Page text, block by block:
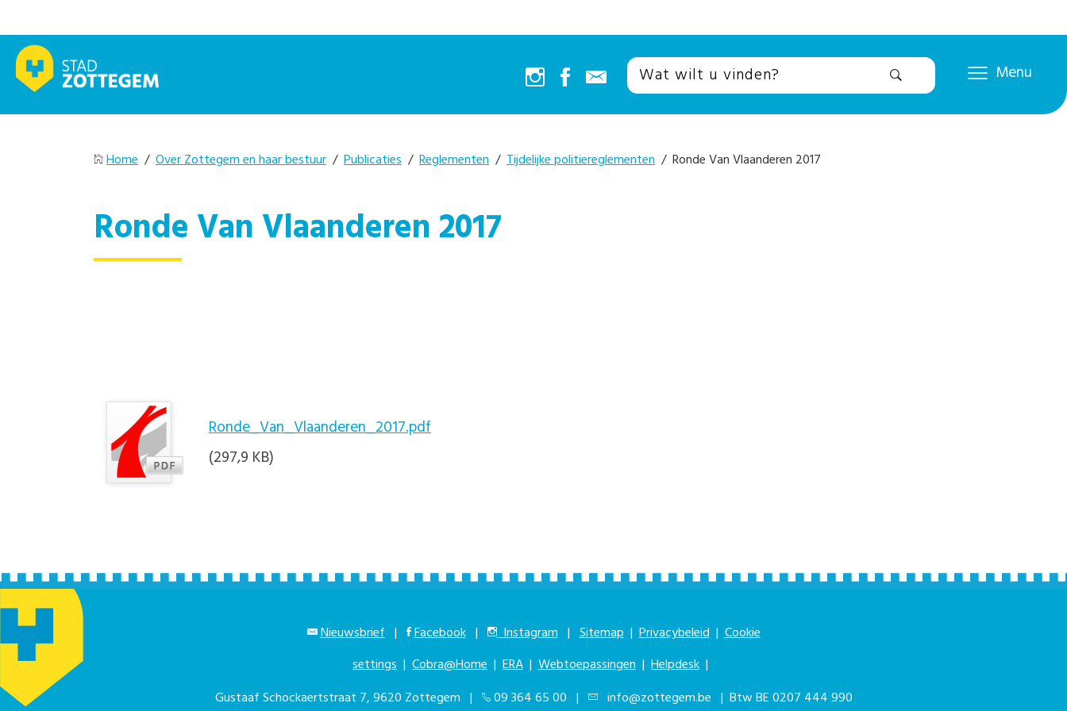
Menu
Home / Over Zottegem en haar bestuur / Publicaties / Reglementen / Tijdelijke politiereglementen / Ronde Van Vlaanderen 2017
Ronde Van Vlaanderen 2017
Ronde_Van_Vlaanderen_2017.pdf
(297,9 KB)
Nieuwsbrief | Facebook | Instagram | Sitemap |Privacybeleid |Cookie
settings | Cobra@Home | ERA | Webtoepassingen | Helpdesk |
Gustaaf Schockaertstraat 7, 9620 Zottegem |
09 364 65 00 | info@zottegem.be | Btw BE 0207 444 990